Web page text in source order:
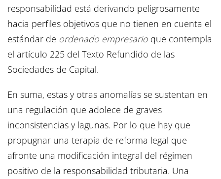
responsabilidad está derivando peligrosamente
hacia perfiles objetivos que no tienen en cuenta el
estándar de ordenado empresario que contempla
el artículo 225 del Texto Refundido de las
Sociedades de Capital.
En suma, estas y otras anomalías se sustentan en
una regulación que adolece de graves
inconsistencias y lagunas. Por lo que hay que
propugnar una terapia de reforma legal que
afronte una modificación integral del régimen
positivo de la responsabilidad tributaria. Una